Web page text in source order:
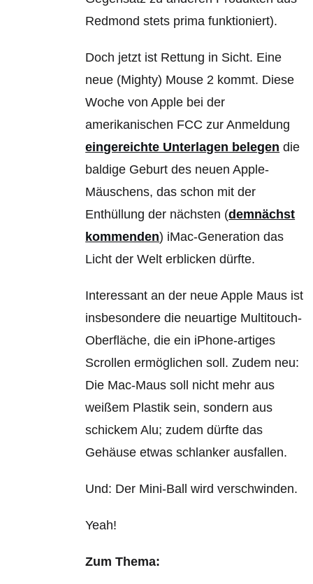
Redmond stets prima funktioniert).
Doch jetzt ist Rettung in Sicht. Eine
neue (Mighty) Mouse 2 kommt. Diese
Woche von Apple bei der
amerikanischen FCC zur Anmeldung
eingereichte Unterlagen belegen die
baldige Geburt des neuen Apple-
Mäuschens, das schon mit der
Enthüllung der nächsten (demnächst
kommenden) iMac-Generation das
Licht der Welt erblicken dürfte.
Interessant an der neue Apple Maus ist
insbesondere die neuartige Multitouch-
Oberfläche, die ein iPhone-artiges
Scrollen ermöglichen soll. Zudem neu:
Die Mac-Maus soll nicht mehr aus
weißem Plastik sein, sondern aus
schickem Alu; zudem dürfte das
Gehäuse etwas schlanker ausfallen.
Und: Der Mini-Ball wird verschwinden.
Yeah!
Zum Thema: